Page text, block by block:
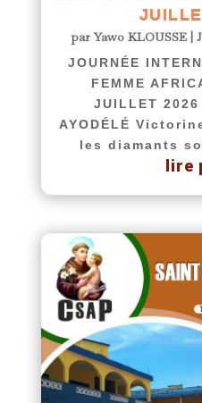
parYawo KLOUSSE |
JOURNÉE
FEMME
JUILLET
AYODÉLÉ
les diamants
lire